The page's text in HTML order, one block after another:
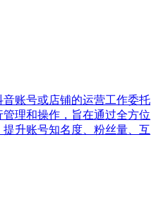
账号或店铺的运营工作委托
理和操作，旨在通过全方位
升账号知名度、粉丝量、互